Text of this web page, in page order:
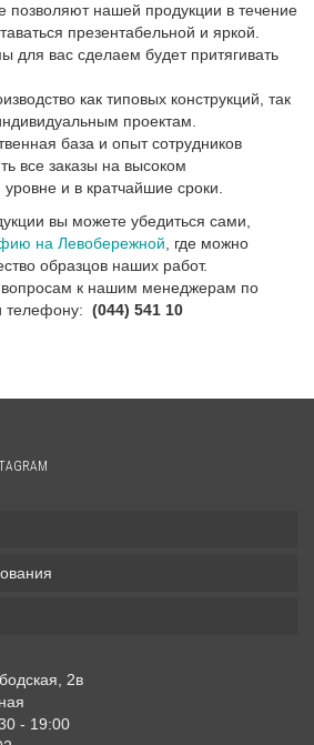
позволяют нашей продукции в течение
презентабельной и яркой.
для вас сделаем будет притягивать
как типовых конструкций, так
проектам.
база и опыт сотрудников
все заказы на высоком
и в кратчайшие сроки.
вы можете убедиться сами,
на Левобережной , где можно
образцов наших работ.
к нашим менеджерам по
телефону: (044) 541 10
2в
- 19:00